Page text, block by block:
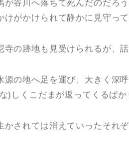
が谷川へ落ちて死んだのだろ
がかけられて静かに見守って
の跡地も見受けられるが、話
源の地へ足を運び、大きく深
)しくこだまが返ってくるばか
かされては消えていったそれ